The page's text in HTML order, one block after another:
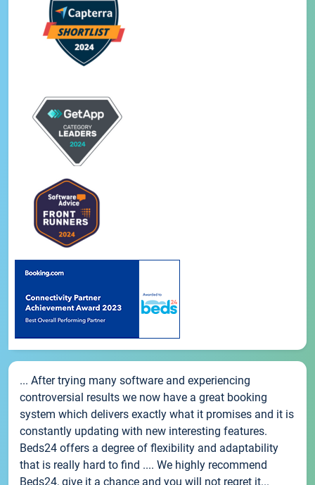
... After trying many software and experiencing
controversial results we now have a great booking
system which delivers exactly what it promises and it is
constantly updating with new interesting features.
Beds24 offers a degree of flexibility and adaptability
that is really hard to find .... We highly recommend
Beds24, give it a chance and you will not regret it...